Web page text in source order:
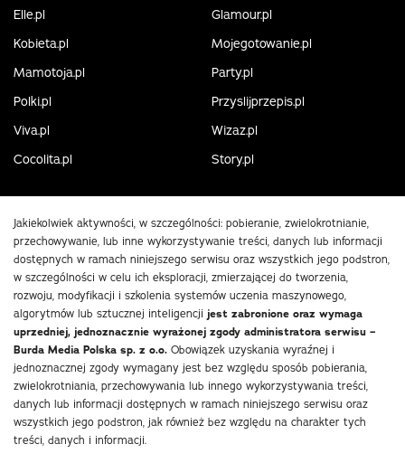
Elle.pl
Glamour.pl
Kobieta.pl
Mojegotowanie.pl
Mamotoja.pl
Party.pl
Polki.pl
Przyslijprzepis.pl
Viva.pl
Wizaz.pl
Cocolita.pl
Story.pl
Jakiekolwiek aktywności, w szczególności: pobieranie, zwielokrotnianie,
przechowywanie, lub inne wykorzystywanie treści, danych lub informacji
dostępnych w ramach niniejszego serwisu oraz wszystkich jego podstron,
w szczególności w celu ich eksploracji, zmierzającej do tworzenia,
rozwoju, modyfikacji i szkolenia systemów uczenia maszynowego,
algorytmów lub sztucznej inteligencji jest zabronione oraz wymaga
uprzedniej, jednoznacznie wyrażonej zgody administratora serwisu –
Burda Media Polska sp. z o.o. Obowiązek uzyskania wyraźnej i
jednoznacznej zgody wymagany jest bez względu sposób pobierania,
zwielokrotniania, przechowywania lub innego wykorzystywania treści,
danych lub informacji dostępnych w ramach niniejszego serwisu oraz
wszystkich jego podstron, jak również bez względu na charakter tych
treści, danych i informacji.